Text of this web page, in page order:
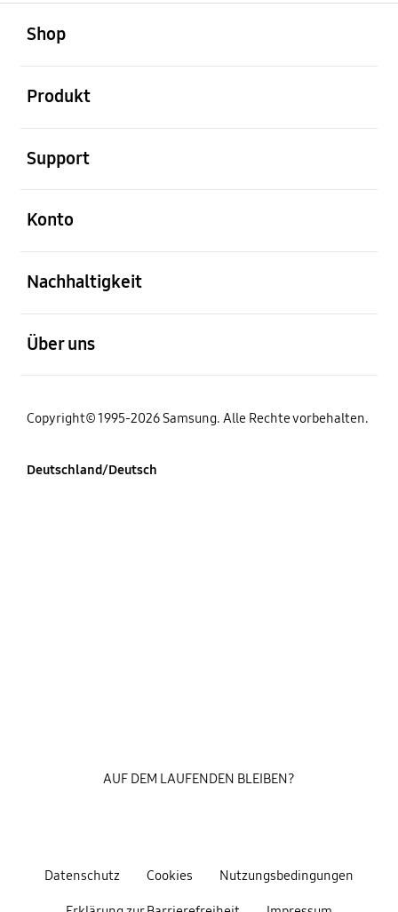
Shop
Produkt
Support
Konto
Nachhaltigkeit
Über uns
Copyright© 1995-2026 Samsung. Alle Rechte vorbehalten.
Deutschland/Deutsch
Datenschutz Cookies Nutzungsbedingungen
AUF DEM LAUFENDEN BLEIBEN?